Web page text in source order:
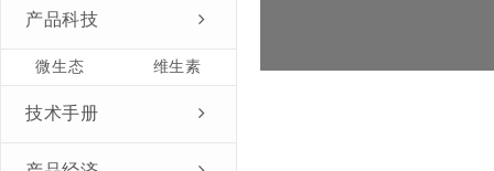
产品科技
微生态 维生素
技术手册